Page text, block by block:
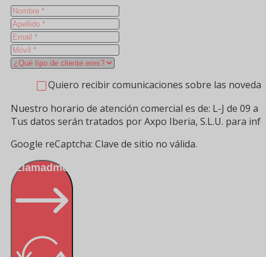
Quiero recibir comunicaciones sobre las
Nuestro horario de atención comercial es de: L-J de 09 a
Tus datos serán tratados por Axpo Iberia, S.L.U. para
Google reCaptcha: Clave de sitio no válida.
Llamadme